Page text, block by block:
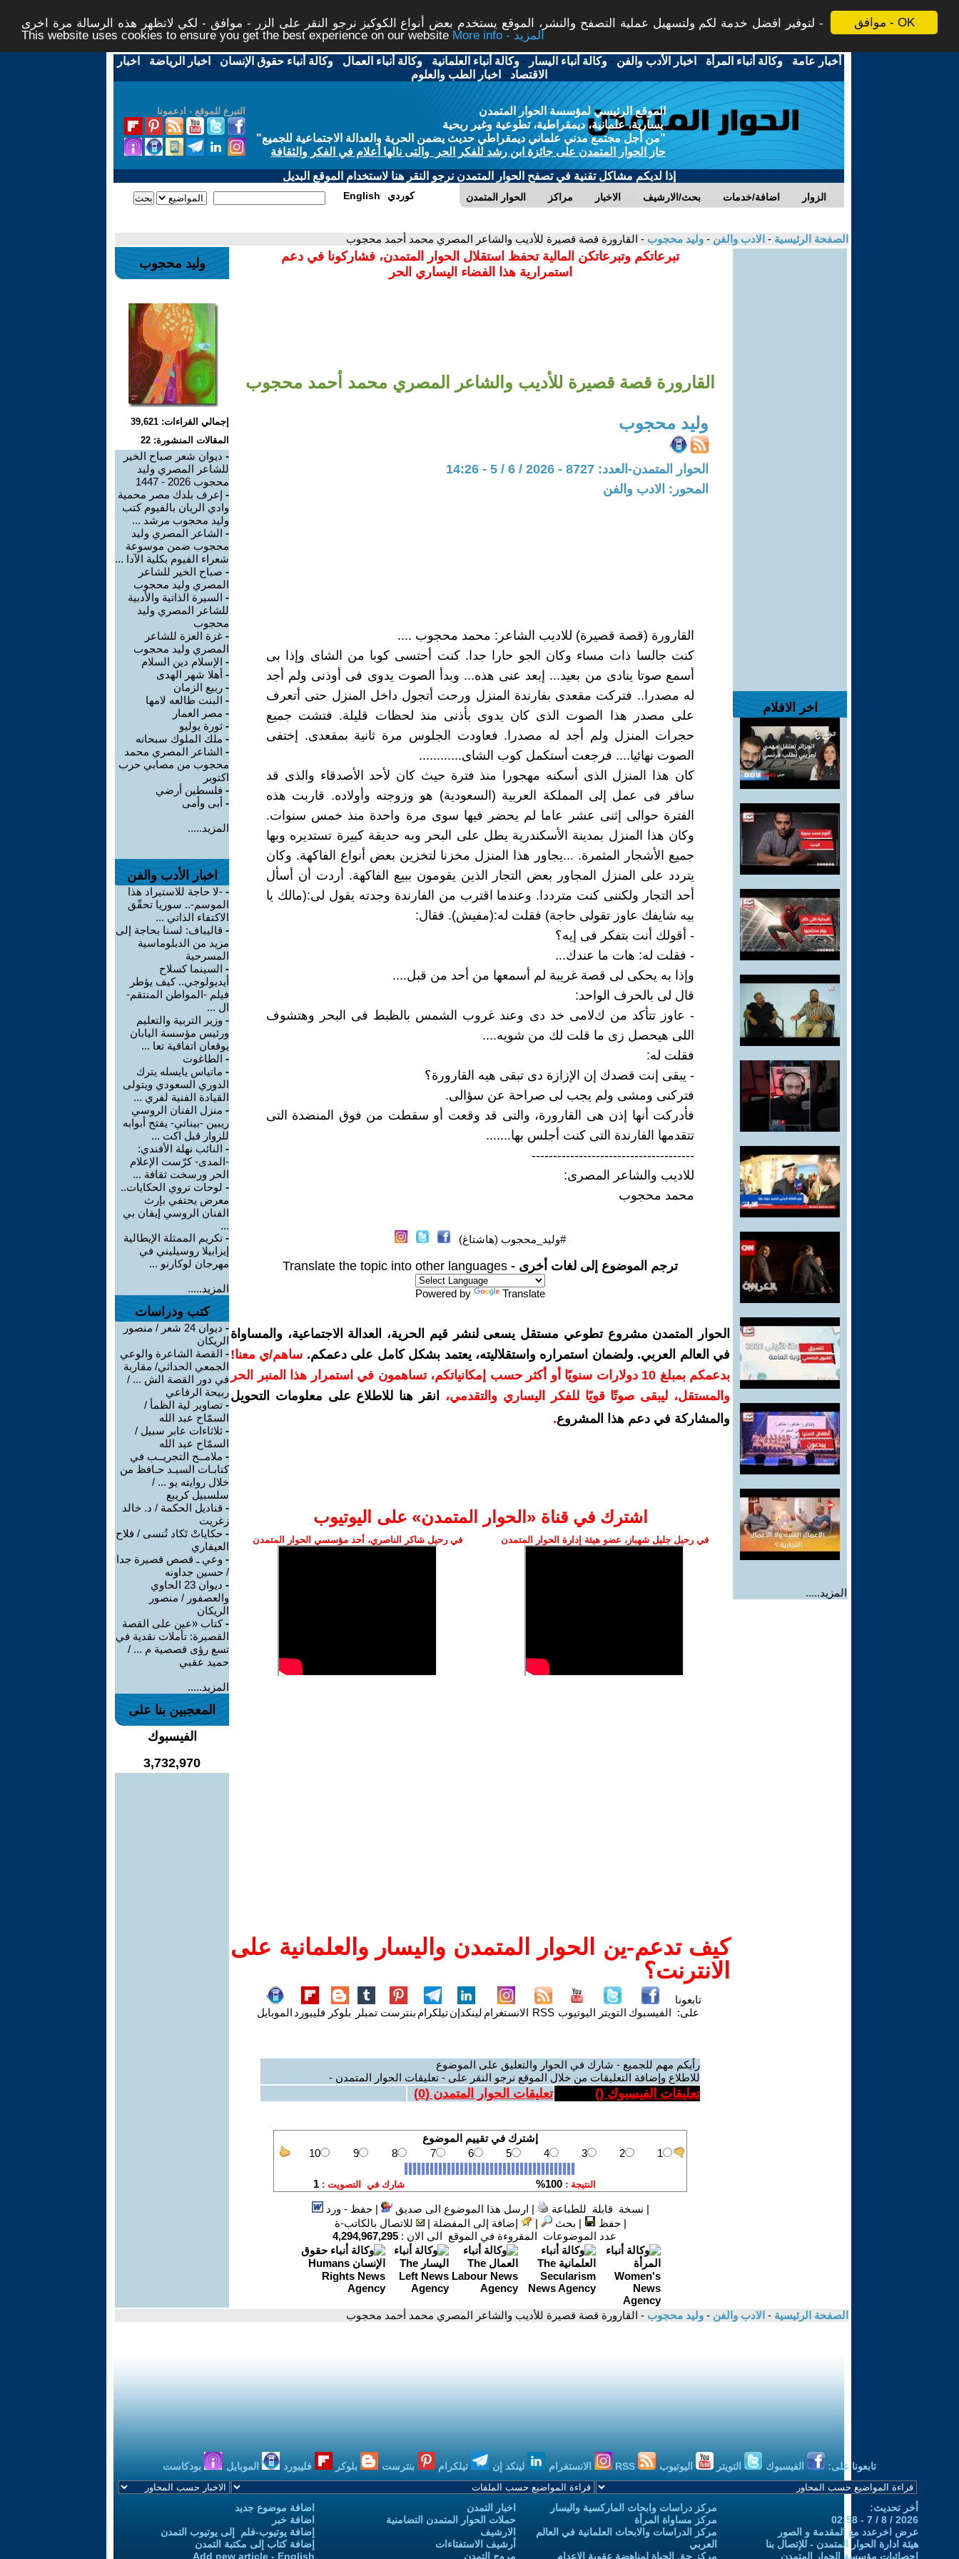
موافق - OK
لتوفير افضل خدمة لكم ولتسهيل عملية التصفح والنشر، الموقع يستخدم بعض أنواع الكوكيز نرجو النقر على الزر - موافق - لكي لاتظهر هذه الرسالة مرة اخرى -
This website uses cookies to ensure you get the best experience on our website
More info - المزيد
أخبار عامة -وكالة أنباء المرأة - اخبار الأدب والفن -وكالة أنباء اليسار -وكالة أنباء العلمانية -وكالة أنباء العمال -وكالة أنباء حقوق الإنسان - اخبار الرياضة - اخبار
الاقتصاد - اخبار الطب والعلوم
التبرع للموقع - ادعمونا
الموقع الرئيسي لمؤسسة الحوار المتمدن
يسارية، علمانية، ديمقراطية، تطوعية وغير ربحية
"من أجل مجتمع مدني علماني ديمقراطي حديث يضمن الحرية والعدالة الاجتماعية للجميع"
حاز الحوار المتمدن على جائزة ابن رشد للفكر الحر والتى نالها أعلام في الفكر والثقافة
إذا لديكم مشاكل تقنية في تصفح الحوار المتمدن نرجو النقر هنا لاستخدام الموقع البديل
الحوار المتمدن مراكز الاخبار بحث/الارشيف اضافة/خدمات الزوار English كوردي
الصفحة الرئيسية - الادب والفن - وليد محجوب - القارورة قصة قصيرة للأديب والشاعر المصري محمد أحمد محجوب
اخر الافلام
المزيد.....
تبرعاتكم وتبرعاتكن المالية تحفظ استقلال الحوار المتمدن، فشاركونا في دعم
استمرارية هذا الفضاء اليساري الحر
القارورة قصة قصيرة للأديب والشاعر المصري محمد أحمد محجوب
وليد محجوب
الحوار المتمدن-العدد: 8727 - 2026 / 6 / 5 - 14:26
المحور: الادب والفن
القارورة (قصة قصيرة) للاديب الشاعر: محمد محجوب ....
كنت جالسا ذات مساء وكان الجو حارا جدا. كنت أحتسى كوبا من الشاى وإذا بى
أسمع صوتا ينادى من بعيد... إبعد عنى هذه... وبدأ الصوت يدوى فى أوذنى ولم أجد
له مصدرا.. فتركت مقعدى بفارندة المنزل ورحت أتجول داخل المنزل حتى أتعرف
على مصدر هذا الصوت الذى كان يدوى بأذنى منذ لحظات قليلة. فتشت جميع
حجرات المنزل ولم أجد له مصدرا. فعاودت الجلوس مرة ثانية بمقعدى. إختفى
الصوت نهائيا.... فرجعت أستكمل كوب الشاى............
كان هذا المنزل الذى أسكنه مهجورا منذ فترة حيث كان ﻷحد اﻷصدقاء والذى قد
سافر فى عمل إلى المملكة العربية (السعودية) هو وزوجته وأوﻻده. قاربت هذه
الفترة حوالى إثنى عشر عاما لم يحضر فيها سوى مرة واحدة منذ خمس سنوات.
وكان هذا المنزل بمدينة اﻷسكندرية يطل على البحر وبه حديقة كبيرة تستديره وبها
جميع اﻷشجار المثمرة. ...يجاور هذا المنزل مخزنا لتخزين بعض أنواع الفاكهة. وكان
يتردد على المنزل المجاور بعض التجار الذين يقومون ببيع الفاكهة. أردت أن أسأل
أحد التجار ولكننى كنت مترددا. وعندما اقترب من الفارندة وجدته يقول لى:(مالك يا
بيه شايفك عاوز تقولى حاجة) فقلت له:(مفيش). فقال:
- أقولك أنت بتفكر فى إيه؟
- فقلت له: هات ما عندك...
وإذا به يحكى لى قصة غريبة لم أسمعها من أحد من قبل....
قال لى بالحرف الواحد:
- عاوز تتأكد من كﻻمى خد دى وعند غروب الشمس بالظبط فى البحر وهتشوف
اللى هيحصل زى ما قلت لك من شويه....
فقلت له:
- يبقى إنت قصدك إن اﻹزازة دى تبقى هيه القارورة؟
فتركنى ومشى ولم يجب لى صراحة عن سؤالى.
فأدركت أنها إذن هى القارورة، والتى قد وقعت أو سقطت من فوق المنضدة التى
تتقدمها الفارندة التى كنت أجلس بها.......
--------------------------------------
للاديب والشاعر المصرى:
محمد محجوب
#وليد_محجوب (هاشتاغ)
ترجم الموضوع إلى لغات أخرى - Translate the topic into other languages
Powered by Translate
الحوار المتمدن مشروع تطوعي مستقل يسعى لنشر قيم الحرية، العدالة الاجتماعية، والمساواة
في العالم العربي. ولضمان استمراره واستقلاليته، يعتمد بشكل كامل على دعمكم. ساهم/ي معنا!
بدعمكم بمبلغ 10 دولارات سنويًا أو أكثر حسب إمكانياتكم، تساهمون في استمرار هذا المنبر الحر
والمستقل، ليبقى صوتًا قويًا للفكر اليساري والتقدمي،
انقر هنا للاطلاع على معلومات التحويل
والمشاركة في دعم هذا المشروع.
اشترك في قناة ‫«الحوار المتمدن» على اليوتيوب
في رحيل جليل شهباز، عضو هيئة إدارة الحوار المتمدن في رحيل شاكر الناصري، أحد مؤسسي الحوار المتمدن
كيف تدعم-ين الحوار المتمدن واليسار والعلمانية على
الانترنت؟
تابعونا
على: الفيسبوك التويتر اليوتيوب RSS الانستغرام لينكدإنتيلكرام بنترست تمبلر بلوكر فليبورد الموبايل
رأيكم مهم للجميع - شارك في الحوار والتعليق على الموضوع
للاطلاع وإضافة التعليقات من خلال الموقع نرجو النقر على - تعليقات الحوار المتمدن -
تعليقات الفيسبوك () تعليقات الحوار المتمدن (0
)
| نسخة قابلة للطباعة | ارسل هذا الموضوع الى صديق |حفظ - ورد
|حفظ | بحث | إضافة إلى المفضلة |
للاتصال بالكاتب-ة
عدد الموضوعات المقروءة في الموقع الى الان : 4,294,967,295
وليد محجوب
إجمالي القراءات: 39,621
المقالات المنشورة: 22
- ديوان شعر صباح الخير
للشاعر المصري وليد
محجوب 2026 - 1447
- إعرف بلدك مصر محمية
وادي الريان بالفيوم كتب
وليد محجوب مرشد ...
- الشاعر المصري وليد
محجوب ضمن موسوعة
شعراء الفيوم بكلية الآدا ...
- صباح الخير للشاعر
المصري وليد محجوب
- السيرة الذاتية والأدبية
للشاعر المصري وليد
محجوب
- غزة العزة للشاعر
المصري وليد محجوب
- الإسلام دين السلام
- أهلا شهر الهدى
- ربيع الزمان
- البنت طالعه لامها
- مصر العمار
- ثورة يوليو
- ملك الملوك سبحانه
- الشاعر المصري محمد
محجوب من مصابي حرب
اكتوبر
- فلسطين أرضي
- أبى وأمى
المزيد.....
اخبار الأدب والفن
- -لا حاجة للاستيراد هذا
الموسم-.. سوريا تحقّق
الاكتفاء الذاتي ...
- قاليباف: لسنا بحاجة إلى
مزيد من الدبلوماسية
المسرحية
- السينما كسلاح
أيديولوجي.. كيف يؤطر
فيلم -المواطن المنتقم-
ال ...
- وزير التربية والتعليم
ورئيس مؤسسة اليابان
يوقعان اتفاقية تعا ...
- الطاغوت
- ماتياس يايسله يترك
الدوري السعودي ويتولى
القيادة الفنية لفري ...
- منزل الفنان الروسي
ريبين -بيناتي- يفتح أبوابه
للزوار قبل اكت ...
- النائب نهلة الأفندي:
-المدى- كرّست الإعلام
الحر ورسخت ثقافة ...
- لوحات تروي الحكايات..
معرض يحتفي بإرث
الفنان الروسي إيفان بي
...
- تكريم الممثلة الإيطالية
إيزابيلا روسيليني في
مهرجان لوكارنو ...
المزيد.....
كتب ودراسات
-
ديوان 24 شعر / منصور
الريكان
- القصة الشاعرة والوعي
الجمعي الحداثي/ مقاربة
في دور القصة الش ... /
ربيحة الرفاعي
- تصاوير لية الظمأ /
السمّاح عبد الله
- ثلاثاءات عابر سبيل /
السمّاح عبد الله
- ملامــح التجريــب في
كتابـات السيـد حـافظ من
خلال روايته يو ... /
سلسبيل كريبع
- قناديل الحكمة / د. خالد
زغريت
- حكاياتْ تَكاد تُنسى / فلاح
العيفاري
- وعي ـ قصص قصيرة جدا
/ حسين جداونه
-
ديوان 23 الحاوي
والعصفور / منصور
الريكان
-كتاب «عين على القصة
القصيرة: تأملات نقدية في
تسع رؤى قصصية م ... /
حميد عقبي
المزيد.....
المعجبين بنا على
الفيسبوك
3,732,970
الصفحة الرئيسية - الادب والفن - وليد محجوب - القارورة قصة قصيرة للأديب والشاعر المصري محمد أحمد محجوب
تابعونا على: الفيسبوك التويتر اليوتيوب الانستغرام لينكد إن تيلكرام بنترست بلوكر فليبورد الموبايل بودكاست
أخر تحديث:
2026 / 8 / 7 - 02:58
عرض اخرعدد مع المقدمة و الصور
هيئة ادارة الحوار المتمدن - للإتصال بنا
إحصائيات مؤسسة الحوار المتمدن
مركز دراسات وابحاث الماركسية واليسار
مركز مساواة المرأة
مركز الدراسات والابحاث العلمانية في العالم
العربي
مركز حق الحياة لمناهضة عقوبة الاعدام
اخبار التمدن
حملات الحوار المتمدن التضامنية
الارشيف
أرشيف الاستفتاءات
مروج التمدن
اضافة موضوع جديد
اضافة خبر
إضافة يوتيوب-فلم إلى يوتيوب التمدن
إضافة كتاب إلى مكتبة التمدن
Add new article - English